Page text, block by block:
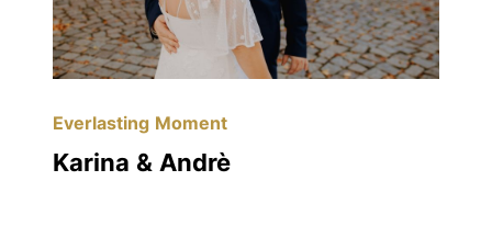
Everlasting Moment
Karina & Andrè